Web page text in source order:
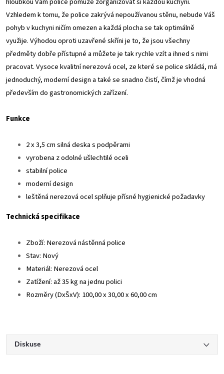
Vzhledem k tomu, že police zakrývá nepoužívanou stěnu, nebude Váš
pohyb v kuchyni ničím omezen a každá plocha se tak optimálně
využije. Výhodou oproti uzavřené skříni je to, že jsou všechny
předměty dobře přístupné a můžete je tak rychle vzít a ihned s nimi
pracovat. Vysoce kvalitní nerezová ocel, ze které se police skládá, má
jednoduchý, moderní design a také se snadno čistí, čímž je vhodná
především do gastronomických zařízení.
Funkce
2 x 3,5 cm silná deska s podpěrami
vyrobena z odolné ušlechtilé oceli
stabilní police
moderní design
leštěná nerezová ocel splňuje přísné hygienické požadavky
Technická specifikace
Zboží: Nerezová nástěnná police
Stav: Nový
Materiál: Nerezová ocel
Zatížení: až 35 kg na jednu polici
Rozměry (DxŠxV): 100,00 x 30,00 x 60,00 cm
Diskuse